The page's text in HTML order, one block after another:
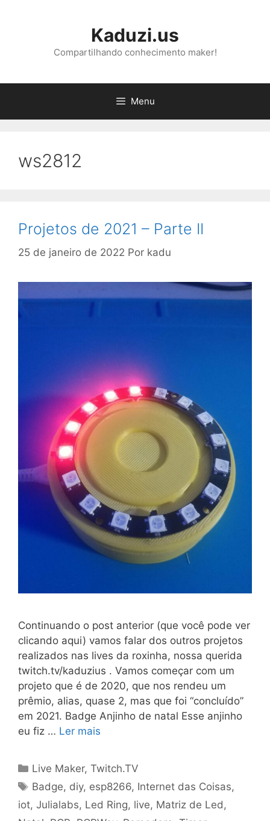
Kaduzi.us
Compartilhando conhecimento maker!
Menu
ws2812
Projetos de 2021 – Parte II
25 de janeiro de 2022 Por kadu
Continuando o post anterior (que você pode ver
clicando aqui) vamos falar dos outros projetos
realizados nas lives da roxinha, nossa querida
twitch.tv/kaduzius . Vamos começar com um
projeto que é de 2020, que nos rendeu um
prêmio, alias, quase 2, mas que foi “concluído”
em 2021. Badge Anjinho de natal Esse anjinho
eu fiz … Ler mais
Categorias
Live Maker,Twitch.TV
Tags
Badge, diy, esp8266, Internet das Coisas,
iot, Julialabs, Led Ring, live, Matriz de Led ,